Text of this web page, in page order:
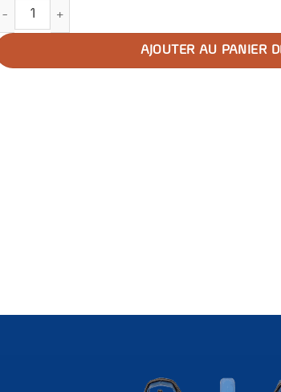
quantité de Centrale d'électrification de base pour
AJOUTER AU PANIER